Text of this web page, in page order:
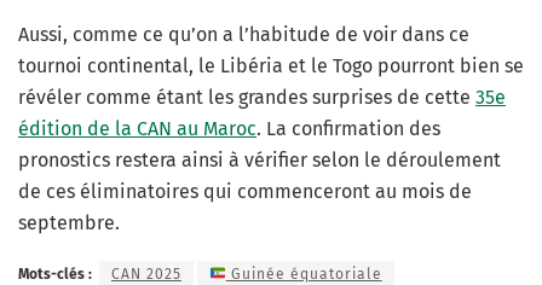
Aussi, comme ce qu’on a l’habitude de voir dans ce
tournoi continental, le Libéria et le Togo pourront bien se
révéler comme étant les grandes surprises de cette 35e
édition de la CAN au Maroc. La confirmation des
pronostics restera ainsi à vérifier selon le déroulement
de ces éliminatoires qui commenceront au mois de
septembre.
Mots-clés : CAN 2025 Guinée équatoriale